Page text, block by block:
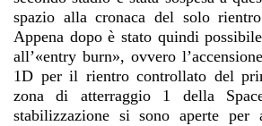
spazio alla cronaca del solo
Appena dopo è stato quindi
all’«entry burn», ovvero
1D per il rientro controllato del
zona di atterraggio 1 della
stabilizzazione si sono aperte per